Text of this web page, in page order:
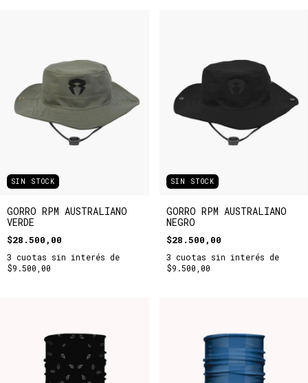
SIN STOCK
GORRO RPM AUSTRALIANO
VERDE
$28.500,00
3 cuotas sin interés de
$9.500,00
SIN STOCK
GORRO RPM AUSTRALIANO
NEGRO
$28.500,00
3 cuotas sin interés de
$9.500,00